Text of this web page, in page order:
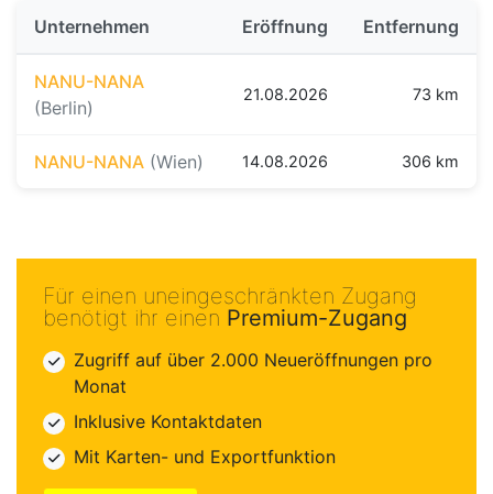
Unternehmen Eröffnung Entfernung
NANU-NANA
(Berlin)
21.08.2026 73 km
NANU-NANA (Wien) 14.08.2026 306 km
Für einen uneingeschränkten Zugang
benötigt ihr einen Premium-Zugang
Zugriff auf über 2.000 Neueröffnungen pro
Monat
Inklusive Kontaktdaten
Mit Karten- und Exportfunktion